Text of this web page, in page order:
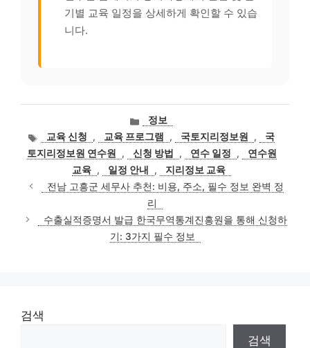
기별 교육 일정을 상세하게 확인할 수 있습
니다.
카
테
고
리
정보
태
그
교육 신청 , 교육 프로그램 , 국토지리정보원 ,
국
토지리정보원 연수원
, 신청 방법 , 연수 일정 ,
연수원
교육 , 일정 안내 ,
지리정보 교육
전남 고흥군 세무사 추천: 비용, 주소, 필수 정보 완벽 정
리
수출실적증명서 발급 한국무역통계진흥원을 통해 신청하
기: 3가지 필수 정보
검색
검색